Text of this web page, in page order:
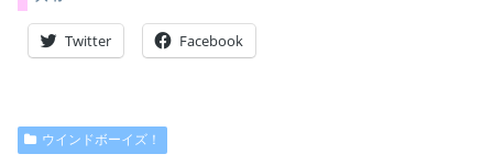
Twitter Facebook
ウインドボーイズ！